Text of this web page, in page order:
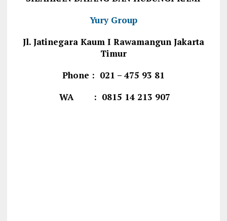
Yury Group
Jl. Jatinegara Kaum I Rawamangun Jakarta
Timur
Phone : 021 – 475 93 81
WA : 0815 14 213 907